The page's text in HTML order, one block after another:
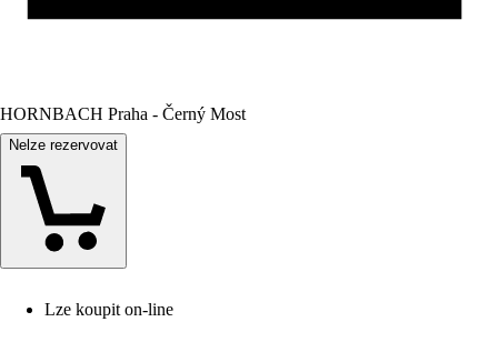
HORNBACH Praha - Černý Most
Nelze rezervovat
Lze koupit on-line